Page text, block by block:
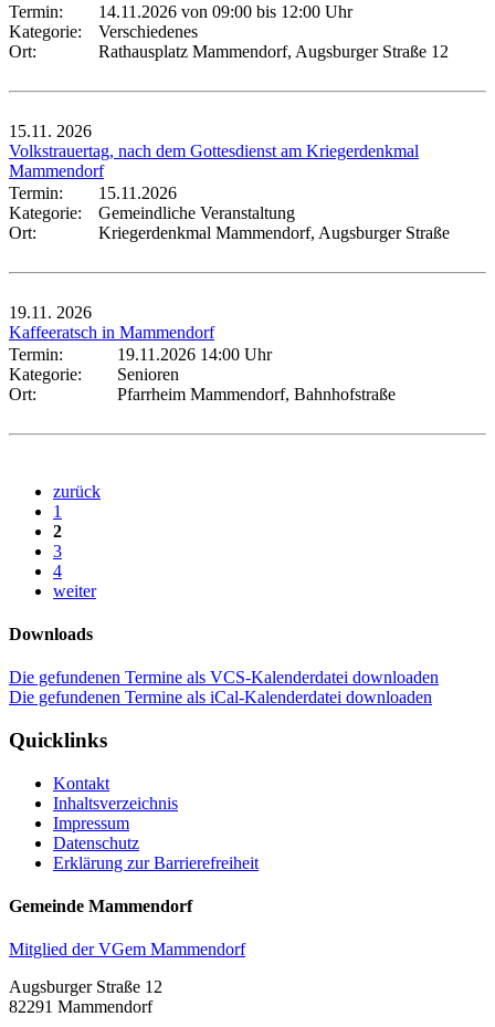
Termin:
14.11.2026 von 09:00 bis 12:00 Uhr
Kategorie:
Verschiedenes
Ort:
Rathausplatz Mammendorf, Augsburger Straße 12
15.11. 2026
Volkstrauertag, nach dem Gottesdienst am Kriegerdenkmal
Mammendorf
Termin:
15.11.2026
Kategorie:
Gemeindliche Veranstaltung
Ort:
Kriegerdenkmal Mammendorf, Augsburger Straße
19.11. 2026
Kaffeeratsch in Mammendorf
Termin:
19.11.2026 14:00 Uhr
Kategorie:
Senioren
Ort:
Pfarrheim Mammendorf, Bahnhofstraße
zurück
1
2
3
4
weiter
Downloads
Die gefundenen Termine als VCS-Kalenderdatei downloaden
Die gefundenen Termine als iCal-Kalenderdatei downloaden
Quicklinks
Kontakt
Inhaltsverzeichnis
Impressum
Datenschutz
Erklärung zur Barrierefreiheit
Gemeinde Mammendorf
Mitglied der VGem Mammendorf
Augsburger Straße 12
82291 Mammendorf